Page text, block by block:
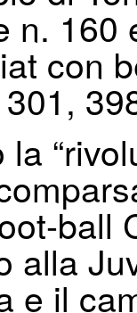
n. 160
con
alla
e il